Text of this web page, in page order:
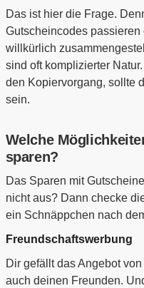
Das ist hier die Frage.
Gutscheincodes
willkürlich
sind oft komplizierter
den Kopiervorgang, sollte
sein.
Welche
sparen?
Das Sparen mit
nicht aus? Dann checke
ein Schnäppchen nach
Freundschaftswerbung
Dir gefällt das Angebot
auch deinen Freunden.